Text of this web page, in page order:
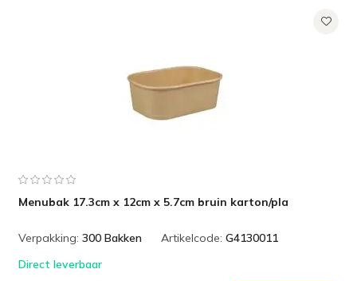
Menubak 17.3cm x 12cm x 5.7cm bruin karton/pla
Verpakking: 300 Bakken Artikelcode: G4130011
Direct leverbaar